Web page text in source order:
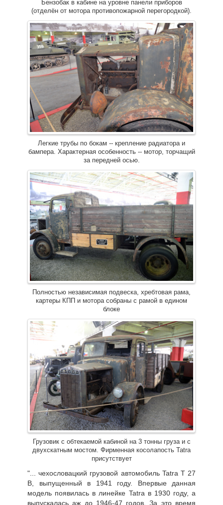
Бензобак в кабине на уровне панели приборов
(отделён от мотора противопожарной перегородкой).
Легкие трубы по бокам -- крепление радиатора и
бампера. Характерная особенность -- мотор, торчащий
за передней осью.
Полностью независимая подвеска, хребтовая рама,
картеры КПП и мотора собраны с рамой в едином
блоке
Грузовик с обтекаемой кабиной на 3 тонны груза и с
двухскатным мостом. Фирменная косолапость Tatra
присутствует
"... чехословацкий грузовой автомобиль Tatra T 27
B, выпущенный в 1941 году. Впервые данная
модель появилась в линейке Tatra в 1930 году, а
выпускалась аж до 1946-47 годов. За это время